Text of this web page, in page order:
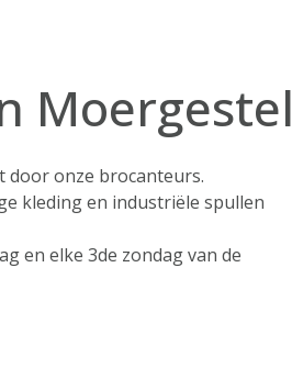
Moergestel
door onze brocanteurs.
kleding en industriële spullen
en elke 3de zondag van de